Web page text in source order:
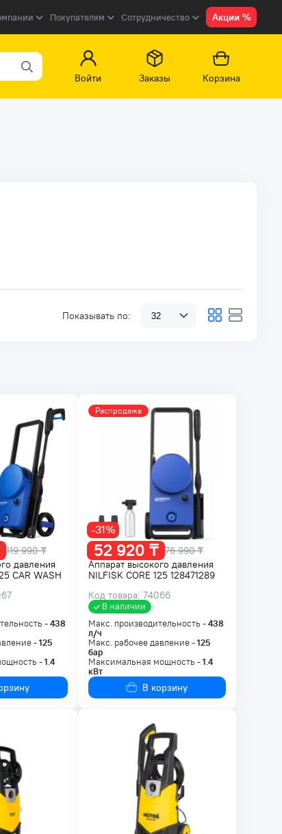
Покупателям Сотрудничество Акции %
Войти
Заказы Корзина
Показывать по:
119 990 ₸
давления
CAR WASH
-438
-125
-1.4
Распродажа
52 920 ₸ 76 990 ₸
-31%
Аппарат высокого давления
NILFISK CORE 125 128471289
Код товара: 74066
В наличии
Макс. производительность -438
л/ч
Макс. рабочее давление -125
бар
Максимальная мощность -1.4
кВт
В корзину